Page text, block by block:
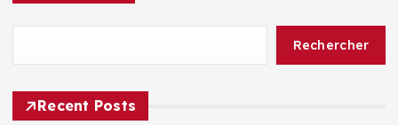
a
g
Rechercher
Recent Posts